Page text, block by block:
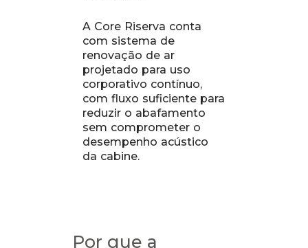
A Core Riserva conta
com sistema de
renovação de ar
projetado para uso
corporativo contínuo,
com fluxo suficiente para
reduzir o abafamento
sem comprometer o
desempenho acústico
da cabine.
Por que a